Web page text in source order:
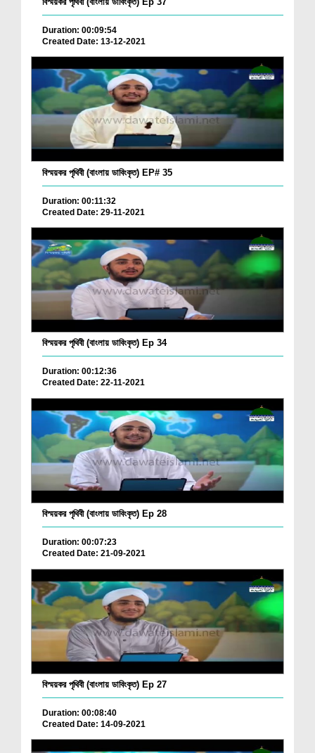
Duration: 00:09:54
Created Date: 13-12-2021
বিস্ময়কর পৃথিবী (বাংলায় ডাবিংকৃত) EP# 35
Duration: 00:11:32
Created Date: 29-11-2021
বিস্ময়কর পৃথিবী (বাংলায় ডাবিংকৃত) Ep 34
Duration: 00:12:36
Created Date: 22-11-2021
বিস্ময়কর পৃথিবী (বাংলায় ডাবিংকৃত) Ep 28
Duration: 00:07:23
Created Date: 21-09-2021
বিস্ময়কর পৃথিবী (বাংলায় ডাবিংকৃত) Ep 27
Duration: 00:08:40
Created Date: 14-09-2021